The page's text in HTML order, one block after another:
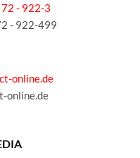
- 922-3
- 922-499
online.de
online.de